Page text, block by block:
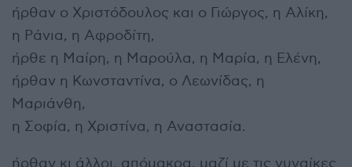
ήρθαν ο Χριστόδουλος και ο Γιώργος, η Αλίκη,
η Ράνια, η Αφροδίτη,
ήρθε η Μαίρη, η Μαρούλα, η Μαρία, η Ελένη,
ήρθαν η Κωνσταντίνα, ο Λεωνίδας, η
Μαριάνθη,
η Σοφία, η Χριστίνα, η Αναστασία.
ήρθαν κι άλλοι, απόμακρα, μαζί με τις γυναίκες